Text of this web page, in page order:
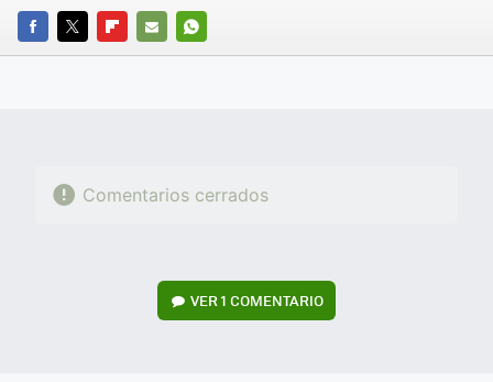
FACEBOOK
TWITTERFLIPBOARD
E-
WHATSAPP
Comentarios cerrados
VER1 COMENTARIO